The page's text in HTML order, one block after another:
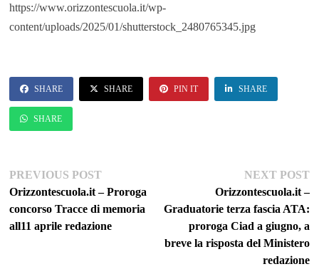
https://www.orizzontescuola.it/wp-
content/uploads/2025/01/shutterstock_2480765345.jpg
SHARE SHARE PIN IT SHARE
SHARE
Navigazione
articoli
PREVIOUS POSTPrevious
post:
Orizzontescuola.it – Proroga
concorso Tracce di memoria
all11 aprile redazione
NEXT POST
Orizzontescuola.it –
Graduatorie terza fascia ATA:
proroga Ciad a giugno, a
breve la risposta del Ministero
redazione